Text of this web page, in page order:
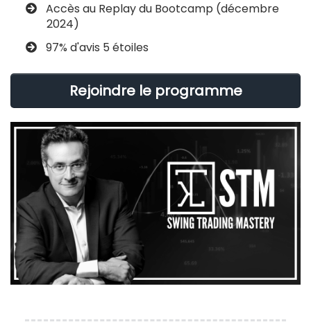
​​Accès au Replay du Bootcamp (décembre
2024)
​​97% d'avis 5 étoiles
Rejoindre le programme